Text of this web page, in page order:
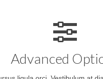
Advanced